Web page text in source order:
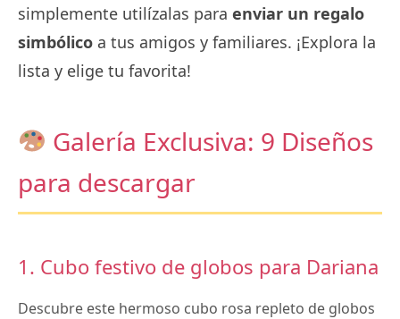
simplemente utilízalas para enviar un regalo
simbólico a tus amigos y familiares. ¡Explora la
lista y elige tu favorita!
Galería Exclusiva: 9 Diseños
para descargar
1. Cubo festivo de globos para Dariana
Descubre este hermoso cubo rosa repleto de globos